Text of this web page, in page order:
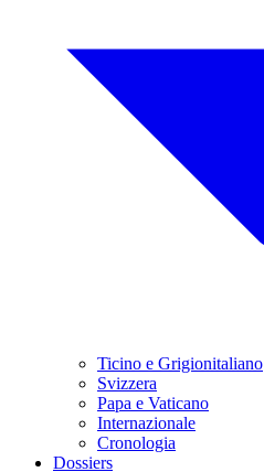
Ticino e Grigionitaliano
Svizzera
Papa e Vaticano
Internazionale
Cronologia
Dossiers